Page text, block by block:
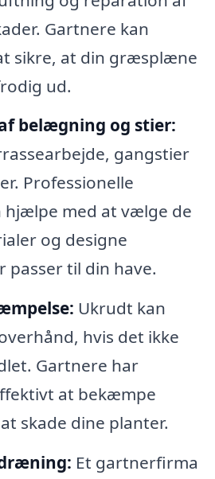
Gartnere kan
sikre, at din græsplæne
ud.
belægning og stier:
gangstier
Professionelle
hjælpe med at vælge de
og designe
passer til din have.
Ukrudt kan
hvis det ikke
Gartnere har
at bekæmpe
skade dine planter.
Et gartnerfirma